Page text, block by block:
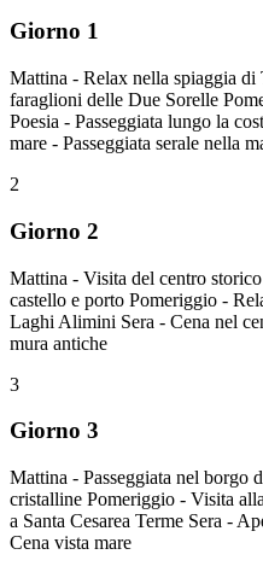
Giorno 1
Mattina - Relax nella spiaggia di
faraglioni delle Due Sorelle
Poesia - Passeggiata lungo la
mare - Passeggiata serale nella
2
Giorno 2
Mattina - Visita del centro
castello e porto Pomeriggio -
Laghi Alimini Sera - Cena nel
mura antiche
3
Giorno 3
Mattina - Passeggiata nel borgo
cristalline Pomeriggio - Visita
a Santa Cesarea Terme Sera -
Cena vista mare